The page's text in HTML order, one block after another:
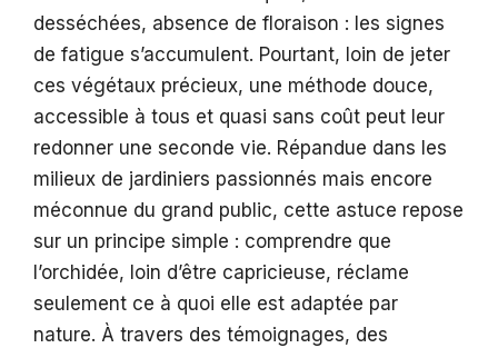
desséchées, absence de floraison : les signes
de fatigue s’accumulent. Pourtant, loin de jeter
ces végétaux précieux, une méthode douce,
accessible à tous et quasi sans coût peut leur
redonner une seconde vie. Répandue dans les
milieux de jardiniers passionnés mais encore
méconnue du grand public, cette astuce repose
sur un principe simple : comprendre que
l’orchidée, loin d’être capricieuse, réclame
seulement ce à quoi elle est adaptée par
nature. À travers des témoignages, des